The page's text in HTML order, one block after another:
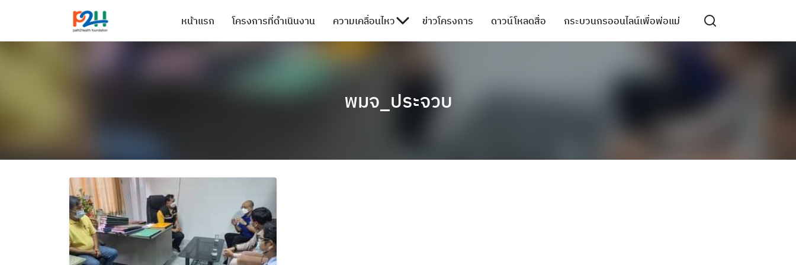
หน้าแรก โครงการที่ดำเนินงาน ความเคลื่อนไหว ข่าวโครงการ ดาวน์โหลดสื่อ กระบวนกรออนไลน์เพื่อพ่อแม่
พมจ_ประจวบ